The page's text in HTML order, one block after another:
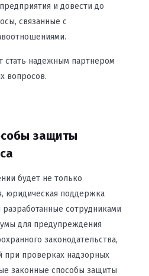
и довести до
связанные с
надежным партнером
вопросов.
защиты
будет не только
юридическая поддержка
сотрудниками
для предупреждения
законодательства,
при проверках надзорных
законные способы защиты